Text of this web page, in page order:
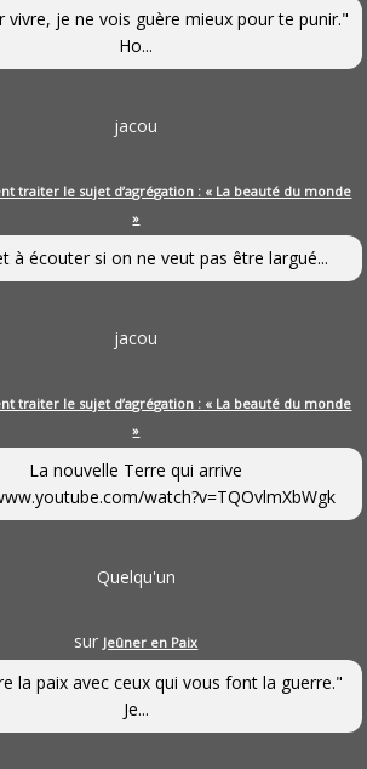
vivre, je ne vois guère mieux pour te punir."
Ho...
jacou
traiter le sujet d’agrégation : « La beauté du monde
»
à écouter si on ne veut pas être largué...
jacou
traiter le sujet d’agrégation : « La beauté du monde
»
La nouvelle Terre qui arrive
watch?v=TQOvlmXbWgk
Quelqu'un
sur Jeûner en Paix
la paix avec ceux qui vous font la guerre."
Je...